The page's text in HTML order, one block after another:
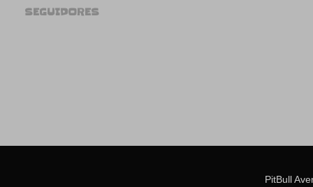
SEGUIDORES
PitBull